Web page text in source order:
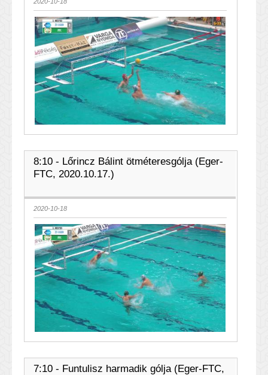
8:10 - Lőrincz Bálint ötméteresgólja (Eger-
FTC, 2020.10.17.)
2020-10-18
7:10 - Funtulisz harmadik gólja (Eger-FTC,